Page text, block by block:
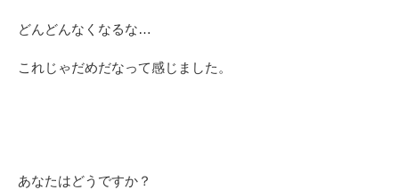
どんどんなくなるな…
これじゃだめだなって感じました。
あなたはどうですか？